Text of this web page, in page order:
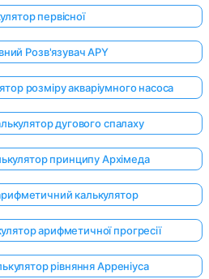
первісної
Розв'язувач APY
розміру акваріумного насоса
дугового спалаху
принципу Архімеда
калькулятор
арифметичної прогресії
рівняння Арреніуса